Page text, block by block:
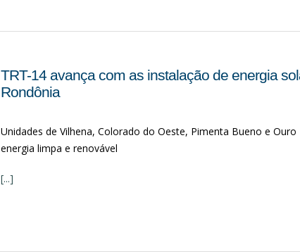
TRT-14 avança com as instalação de energia
Rondônia
Unidades de Vilhena, Colorado do Oeste, Pimenta Bueno e
energia limpa e renovável
[...]